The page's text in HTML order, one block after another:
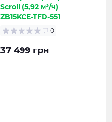
Scroll (5,92 м³/ч)
ZB15KCE-TFD-551
0
37 499 грн